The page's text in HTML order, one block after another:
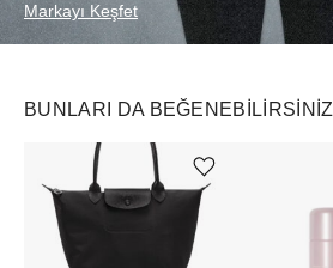
Markayı Keşfet
BUNLARI DA BEĞENEBILIRSINIZ
Ürünü istek listesine ekle veya listeden çıkar